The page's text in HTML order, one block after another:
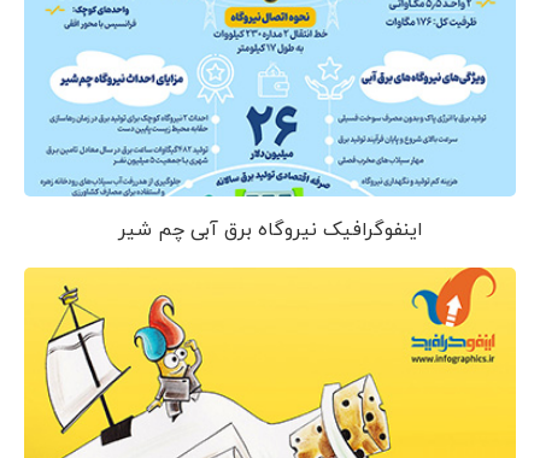
اینفوگرافیک نیروگاه برق آبی چم شیر